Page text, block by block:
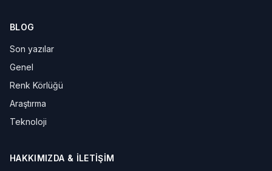
BLOG
Son yazılar
Genel
Renk Körlüğü
Araştırma
Teknoloji
HAKKIMIZDA & İLETIŞIM